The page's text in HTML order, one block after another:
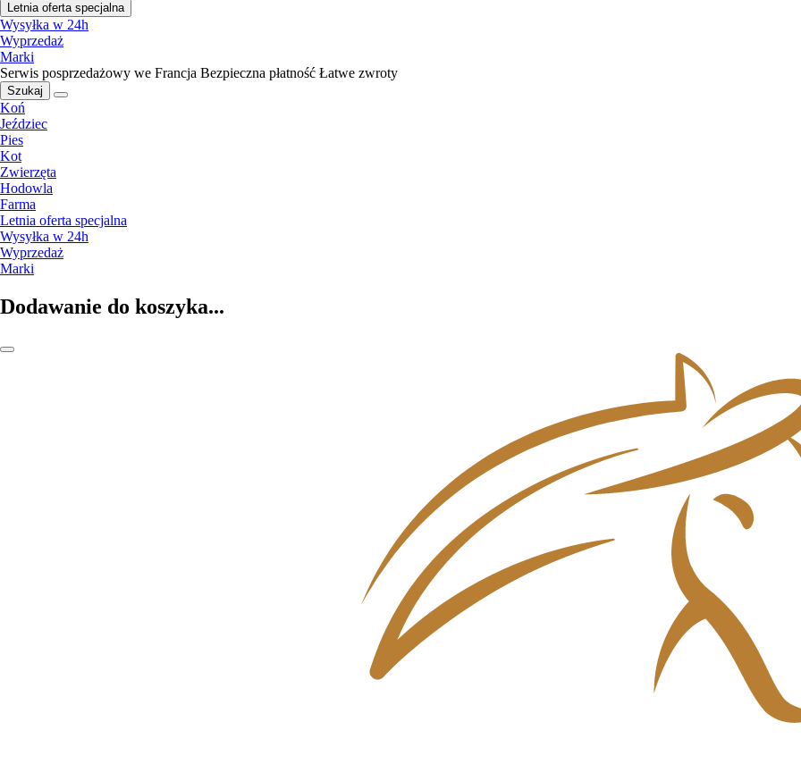
Letnia oferta specjalna
Wysyłka w 24h
Wyprzedaż
Marki
Serwis posprzedażowy we Francja Bezpieczna płatność Łatwe zwroty
Szukaj
Koń
Jeździec
Pies
Kot
Zwierzęta
Hodowla
Farma
Letnia oferta specjalna
Wysyłka w 24h
Wyprzedaż
Marki
Dodawanie do koszyka...